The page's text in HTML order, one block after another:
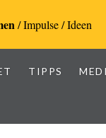
TIPPS
/ Impulse / Ideen